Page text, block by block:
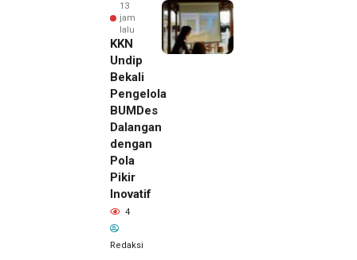
13
jam
lalu
KKN
Undip
Bekali
Pengelola
BUMDes
Dalangan
dengan
Pola
Pikir
Inovatif
4
Redaksi
Pemilik
Royal
Phone